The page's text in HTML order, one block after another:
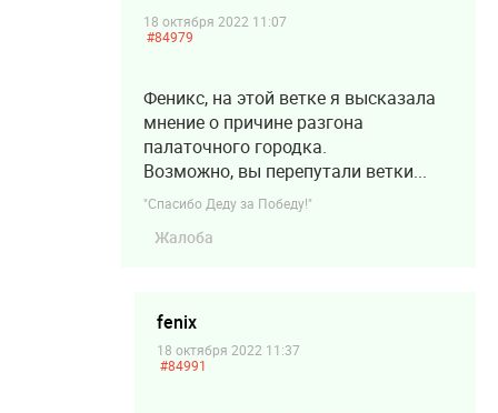
18 октября 2022 11:07
#84979
Феникс, на этой ветке я высказала
мнение о причине разгона
палаточного городка.
Возможно, вы перепутали ветки...
"Спасибо Деду за Победу!"
Жалоба
fenix
18 октября 2022 11:37
#84991